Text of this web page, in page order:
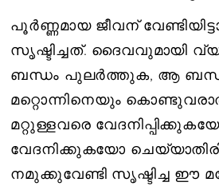
പൂർണ്ണമായ ജീവന്
സൃഷ്ടിച്ചത്. ദൈവവുമായി
ബന്ധം പുലർത്തുക, ആ
മറ്റൊന്നിനെയും
മറ്റുള്ളവരെ
വേദനിക്കുകയോ
നമുക്കുവേണ്ടി സൃഷ്ടിച്ച ഈ